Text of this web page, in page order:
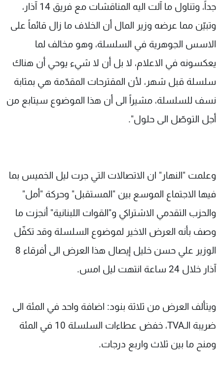
جداً، وتناول ما آلت اليه المناقشات مع فريق 14 آذار،
وتبيّن مما عرضه وزير المال أن الخلاف ما زال قائماً على
الاسس الجوهرية في السلسلة، وهو مخالف لما
يعكسونه في الاعلام، لا بل أن لا شيء يوحي أن هناك
سلسلة قبل شهر، لأن المقترحات المقدّمة هي بمثابة
نسف للسلسلة، مشيراً الى أن هذا الموضوع سيتابع من
أجل التوصّل الى حلول".
وعلمت "النهار" ان الاتصالات التي جرت ليل الخميس بما
فيها الاجتماع الموسع بين "المستقبل" وحركة "أمل"
والحزب التقدمي الاشتراكي و"القوات اللبنانية" أنجزت ما
وصف بأنه العرض الاخير لموضوع السلسلة وقد تكفّل
الوزير علي حسن خليل إيصال هذا العرض الى أفرقاء 8
آذار خلال 24 ساعة انتهت ليل امس.
ويتألف العرض من ثلاثة بنود: اضافة واحد في المئة الى
ضريبة الـTVA، خفض عطاءات السلسلة 10 في المئة
ومنح ما بين ثلاث واربع درجات.